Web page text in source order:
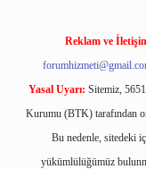
Reklam ve
Yasal Uyarı: Sitemiz,
Kurumu (BTK) tarafından
Bu nedenle, sitedeki
yükümlülüğümüz